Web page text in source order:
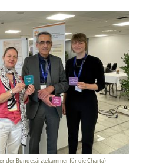
der Bundesärztekammer für die Charta)